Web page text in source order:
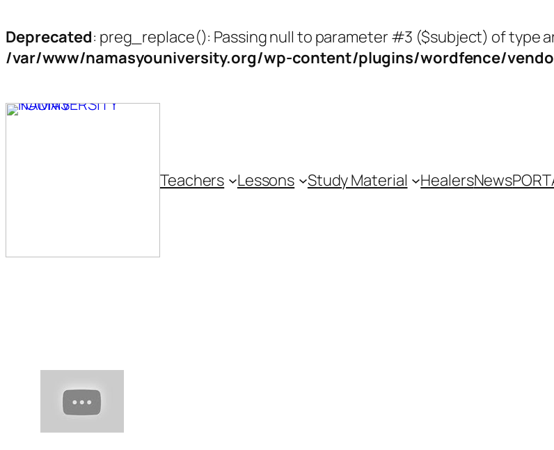
Deprecated: preg_replace(): Passing null to parameter #3 ($subject) of type
/var/www/namasyouniversity.org/wp-content/plugins/wordfence/
to
content
Teachers Lessons Study Material HealersNews